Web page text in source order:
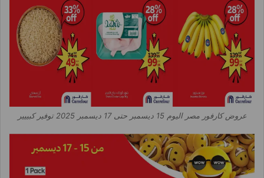
عروض كارفور مصر اليوم 15 ديسمبر حتى 17 ديسمبر 2025 توفير كبييير